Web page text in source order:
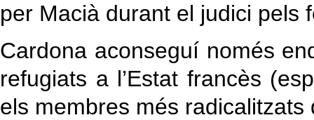
per Macià durant el judici pels
Cardona aconseguí només
refugiats a l’Estat francès
els membres més radicalitzats